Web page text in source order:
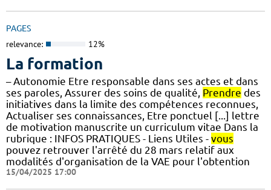
PAGES
relevance: 12%
La formation
– Autonomie Etre responsable dans ses actes et dans
ses paroles, Assurer des soins de qualité, Prendre des
initiatives dans la limite des compétences reconnues,
Actualiser ses connaissances, Etre ponctuel [...] lettre
de motivation manuscrite un curriculum vitae Dans la
rubrique : INFOS PRATIQUES - Liens Utiles - vous
pouvez retrouver l'arrêté du 28 mars relatif aux
modalités d'organisation de la VAE pour l'obtention
15/04/2025 17:00